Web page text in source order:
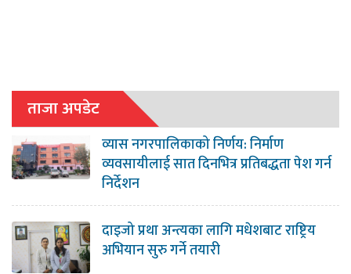
ताजा अपडेट
व्यास नगरपालिकाको निर्णय: निर्माण
व्यवसायीलाई सात दिनभित्र प्रतिबद्धता पेश गर्न
निर्देशन
दाइजो प्रथा अन्त्यका लागि मधेशबाट राष्ट्रिय
अभियान सुरु गर्ने तयारी